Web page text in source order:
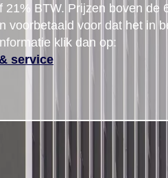
21% BTW. Prijzen boven de
voorbetaald voor dat het in
klik dan op:
service